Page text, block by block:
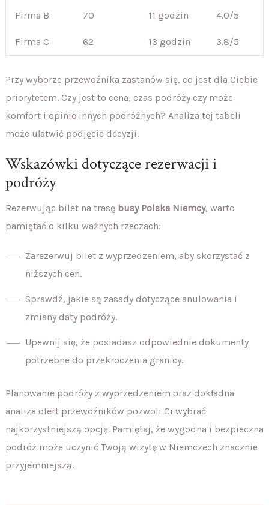
Firma B 70 11 godzin 4.0/5
Firma C 62 13 godzin 3.8/5
Przy wyborze przewoźnika zastanów się, co jest dla Ciebie
priorytetem. Czy jest to cena, czas podróży czy może
komfort i opinie innych podróżnych? Analiza tej tabeli
może ułatwić podjęcie decyzji.
Wskazówki dotyczące rezerwacji i
podróży
Rezerwując bilet na trasę busy Polska Niemcy, warto
pamiętać o kilku ważnych rzeczach:
Zarezerwuj bilet z wyprzedzeniem, aby skorzystać z
niższych cen.
Sprawdź, jakie są zasady dotyczące anulowania i
zmiany daty podróży.
Upewnij się, że posiadasz odpowiednie dokumenty
potrzebne do przekroczenia granicy.
Planowanie podróży z wyprzedzeniem oraz dokładna
analiza ofert przewoźników pozwoli Ci wybrać
najkorzystniejszą opcję. Pamiętaj, że wygodna i bezpieczna
podróż może uczynić Twoją wizytę w Niemczech znacznie
przyjemniejszą.